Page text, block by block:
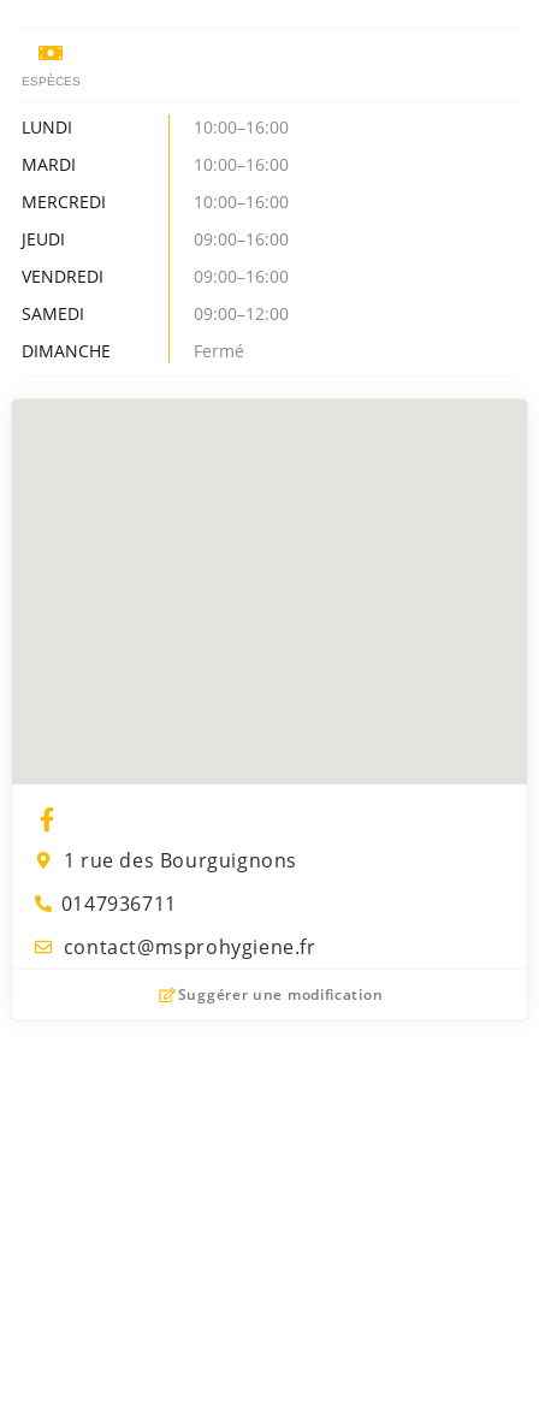
ESPÈCES
LUNDI
MARDI
MERCREDI
JEUDI
VENDREDI
SAMEDI
DIMANCHE
10:00–16:00
10:00–16:00
10:00–16:00
09:00–16:00
09:00–16:00
09:00–12:00
Fermé
1 rue des Bourguignons
0147936711
contact@msprohygiene.fr
Suggérer une modification